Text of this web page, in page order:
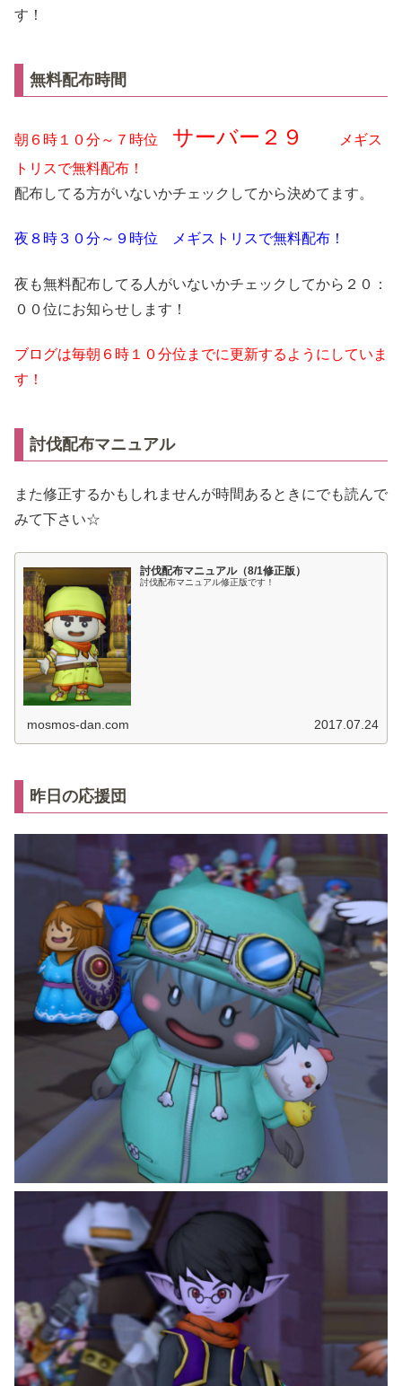
す！
無料配布時間
朝６時１０分～７時位 サーバー２９
メギス
トリスで無料配布！
配布してる方がいないかチェックしてから決めてます。
夜８時３０分～９時位 メギストリスで無料配布！
夜も無料配布してる人がいないかチェックしてから２０：
００位にお知らせします！
ブログは毎朝６時１０分位までに更新するようにしていま
す！
討伐配布マニュアル
また修正するかもしれませんが時間あるときにでも読んで
みて下さい☆
討伐配布マニュアル（8/1修正版）
討伐配布マニュアル修正版です！
mosmos-dan.com 2017.07.24
昨日の応援団